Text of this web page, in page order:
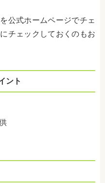
公式ホームページでチェ
チェックしておくのもお
ント